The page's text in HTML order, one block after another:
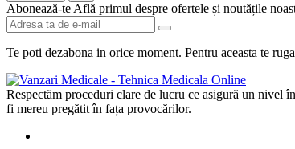
Abonează-te Află primul despre ofertele și noutățile
Te poti dezabona in orice moment. Pentru aceasta te
Respectăm proceduri clare de lucru ce asigură un nivel
fi mereu pregătit în fața provocărilor.